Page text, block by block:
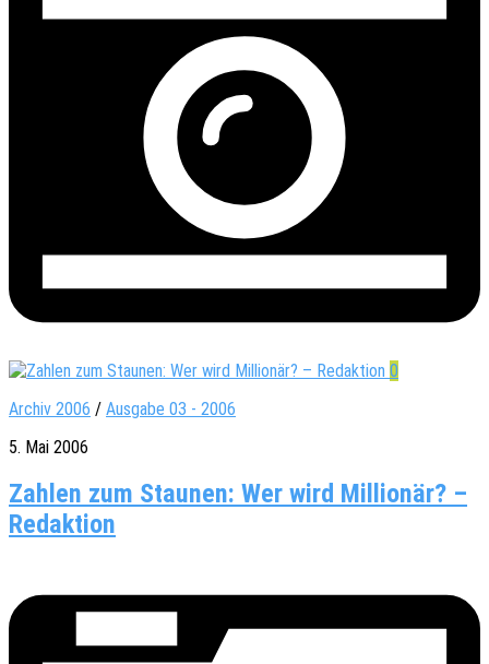
0
Archiv 2006 / Ausgabe 03 - 2006
5. Mai 2006
Zahlen zum Staunen: Wer wird Millionär? –
Redaktion